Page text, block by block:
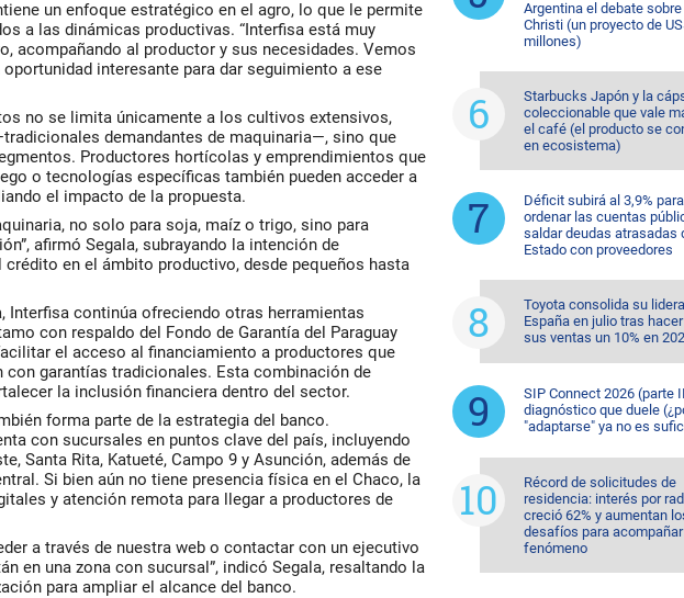
un enfoque estratégico en el agro, lo que le permite
a las dinámicas productivas. “Interfisa está muy
acompañando al productor y sus necesidades. Vemos
interesante para dar seguimiento a ese
no se limita únicamente a los cultivos extensivos,
demandantes de maquinaria—, sino que
Productores hortícolas y emprendimientos que
o tecnologías específicas también pueden acceder a
el impacto de la propuesta.
no solo para soja, maíz o trigo, sino para
afirmó Segala, subrayando la intención de
en el ámbito productivo, desde pequeños hasta
Interfisa continúa ofreciendo otras herramientas
con respaldo del Fondo de Garantía del Paraguay
el acceso al financiamiento a productores que
con garantías tradicionales. Esta combinación de
la inclusión financiera dentro del sector.
forma parte de la estrategia del banco.
con sucursales en puntos clave del país, incluyendo
Santa Rita, Katueté, Campo 9 y Asunción, además de
Si bien aún no tiene presencia física en el Chaco, la
y atención remota para llegar a productores de
a través de nuestra web o contactar con un ejecutivo
en una zona con sucursal”, indicó Segala, resaltando la
para ampliar el alcance del banco.
Argentina el debate
Christi (un proyecto de
millones)
Starbucks Japón y la
coleccionable que vale
el café (el producto se
en ecosistema)
Déficit subirá al 3,9% para
ordenar las cuentas
saldar deudas atrasadas
Estado con proveedores
Toyota consolida su
España en julio tras
sus ventas un 10% en
SIP Connect 2026 (parte
diagnóstico que duele
"adaptarse" ya no es
Récord de solicitudes de
residencia: interés por
creció 62% y aumentan
desafíos para
fenómeno